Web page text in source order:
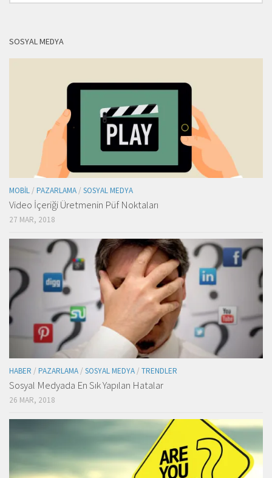
SOSYAL MEDYA
MOBIL / PAZARLAMA / SOSYAL MEDYA
Video İçeriği Üretmenin Püf Noktaları
27 MAR, 2018
HABER / PAZARLAMA / SOSYAL MEDYA / TRENDLER
Sosyal Medyada En Sık Yapılan Hatalar
26 MAR, 2018